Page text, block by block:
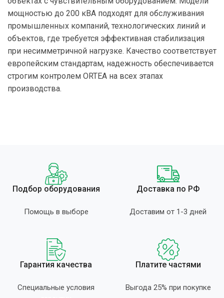
мощностью до 200 кВА подходят для обслуживания
промышленных компаний, технологических линий и
объектов, где требуется эффективная стабилизация
при несимметричной нагрузке. Качество соответствует
европейским стандартам, надежность обеспечивается
строгим контролем ORTEA на всех этапах
производства.
Подбор оборудования
Помощь в выборе
Доставка по РФ
Доставим от 1-3 дней
Гарантия качества
Специальные условия
Платите частями
Выгода 25% при покупке